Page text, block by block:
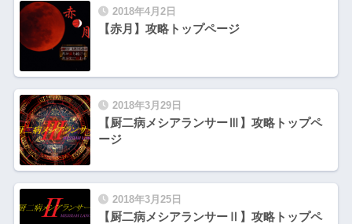
2018年4月2日
【赤月】攻略トップページ
2018年3月29日
【厨二病メシアランサーⅢ】攻略トップペ
ージ
2018年3月25日
【厨二病メシアランサーⅡ】攻略トップペ